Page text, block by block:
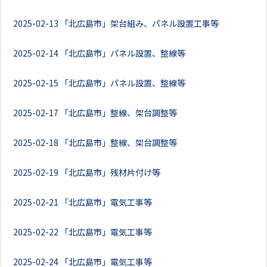
2025-02-13 「北広島市」架台組み、パネル設置工事等
2025-02-14 「北広島市」パネル設置、整線等
2025-02-15 「北広島市」パネル設置、整線等
2025-02-17 「北広島市」整線、架台調整等
2025-02-18 「北広島市」整線、架台調整等
2025-02-19 「北広島市」残材片付け等
2025-02-21 「北広島市」電気工事等
2025-02-22 「北広島市」電気工事等
2025-02-24 「北広島市」電気工事等